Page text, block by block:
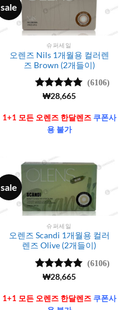
sale
슈퍼세일
오렌즈 Nils 1개월용 컬러렌
즈 Brown (2개들이)
5 중에서
가됨
(6106)
₩28,665
1+1 모든 오렌즈 한달렌즈쿠폰사
용 불가
sale
슈퍼세일
오렌즈 Scandi 1개월용 컬러
렌즈 Olive (2개들이)
5 중에서
가됨
(6106)
₩28,665
1+1 모든 오렌즈 한달렌즈쿠폰사